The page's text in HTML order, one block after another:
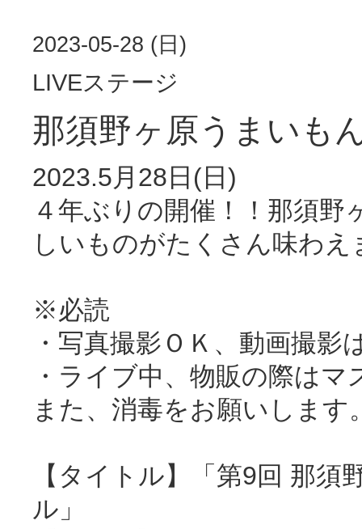
2023-05-28 (日)
LIVEステージ
那須野ヶ原うまいも
2023.5月28日(日)
４年ぶりの開催！！那須
しいものがたくさん味わえ
※必読
・写真撮影ＯＫ、動画撮影
・ライブ中、物販の際は
また、消毒をお願いします
【タイトル】「第9回 那
ル」